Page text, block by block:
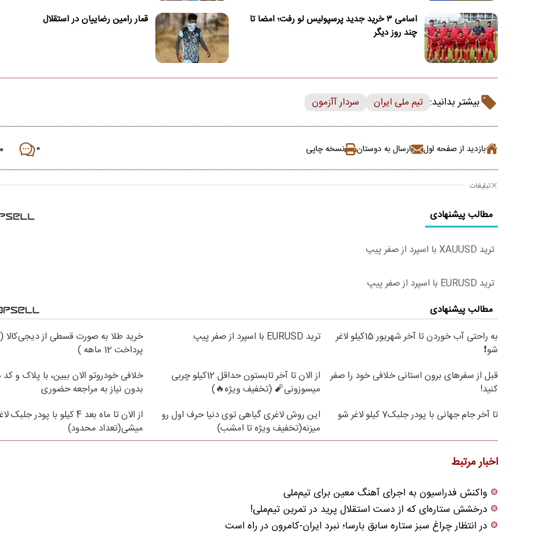
اسامی ۳ خرید جدید پرسپولیس لو رفت؛ امضا تا
چند روز دیگر
قمار رامین رضاییان در استقلال
بیشتر بدانید: تیم ملی ایران سردار آآزمون
بازدید از صفحه اول ارسال به دوستان نسخه چاپی ۰ ۰
تبلیغات
مطالب پیشنهادی
ترید XAUUSD با اسپرد از صفر پیپ
ترید EURUSD با اسپرد از صفر پیپ
مطالب پیشنهادی
به راحتی آب خوردن تا آخر شهریور 15کیلو لاغر
شو❗
ترید EURUSD با اسپرد از صفر پیپ
خرید طلا به صورت قسطی از دیجی‌کالا (
پرداخت 12 ماهه )
قبل از سفرهای برون استانی خلافی خود را صفر
کنید!
از الان تا آخر تابستون حداقل 12کیلو چربی
میسوزونی🧨 (تخفیف ویژه🔥)
خلافی خودروتو الان ببین، با پلاک و کد
بدون نیاز به مراجعه حضوری
تا آخر جام جهانی با پودر جلبک7 کیلو لاغر شو
این روش لاغری گیاهی توی دنیا حرف اول رو
میزنه(تخفیف ویژه تا امشب)
از الان تا ماه بعد 4 کیلو با پودر جلبک
میشی(تعداد محدود)
اخبار مرتبط
واکنش فدراسیون به اجرای آهنگ معین برای تیم‌ملی
درخشش ستاره‌ای که از دست استقلال پرید در تمرین تیم‌ملی!
در انتظار چراغ سبز ستاره سابق بارسا؛ نبرد ایران-کامرون در راه است